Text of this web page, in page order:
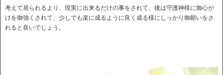
考えて居られるより、現実に出来るだけの事をされて、後は守護神様に御心が
けを御強くされて、少しでも楽に成るように良く成る様にしっかり御願いをさ
れると良いでしょう。